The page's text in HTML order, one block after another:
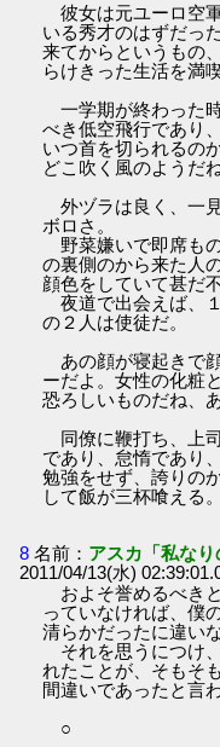
彼女は元ユーロ空
いる秀才のはずだっ
来てからというもの
らけきった生活を満
一学期が終わった
べき低空飛行であり
いつ首を切られるの
どこ吹く風のようだね
外ヅラは良く、一
ボロさ。
野菜嫌いで即席も
の裏側のから来た人
顔色をしていて甚だ
夜道で出会えば、
の２人は使徒だ。
あの顔が寝起きで
ーだよ。女性の化粧
恐ろしいものだね、
同僚に鞭打ち、上
であり、怠惰であり
勉強をせず、誇りの
して飯が三杯喰える。
8 名前： アスカ「私なり
2011/04/13(水)
およそ誉めるべき
っていなければ、僕
清らかだったに違い
それを思うにつけ
れたことが、そもそ
間違いであったと言
○